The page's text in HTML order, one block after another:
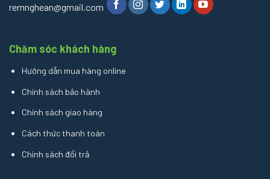
remnghean@gmail.com
Chăm sóc khách hàng
Hướng dẫn mua hàng online
Chính sách bảo hành
Chính sách giao hàng
Cách thức thanh toán
Chính sách đổi trả